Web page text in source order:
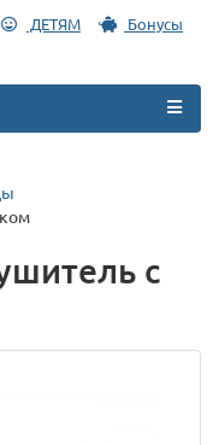
ДЕТЯМ
Бонусы
с